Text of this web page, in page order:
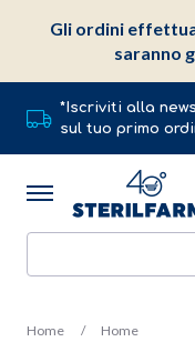
*Iscriviti alla
sul tuo primo
Home
Home
Gli ordini
saranno